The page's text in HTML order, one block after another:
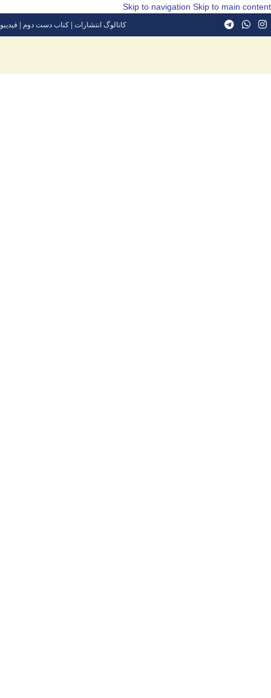
Skip to navigation Skip to main content
کاتالوگ انتشارات |کتاب دست دوم | فیدیبو